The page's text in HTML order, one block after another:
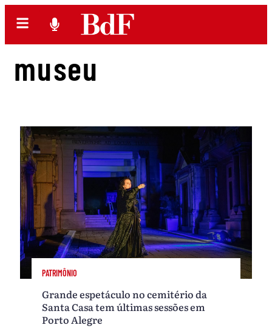
museu
PATRIMÔNIO
Grande espetáculo no cemitério da
Santa Casa tem últimas sessões em
Porto Alegre